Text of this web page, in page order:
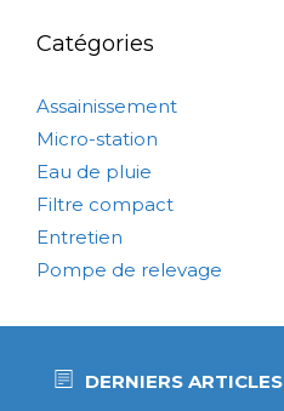
Catégories
Assainissement
Micro-station
Eau de pluie
Filtre compact
Entretien
Pompe de relevage
DERNIERS ARTICLES